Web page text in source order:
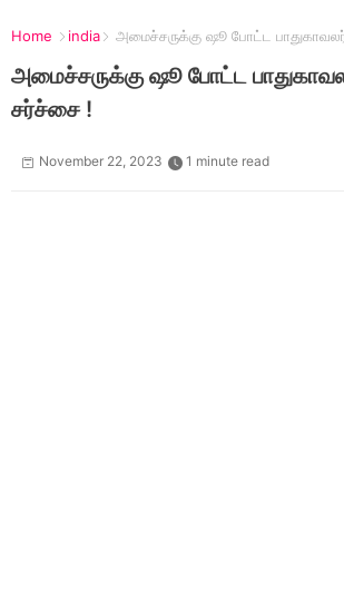
Home india அமைச்சருக்கு ஷூ போட்ட
அமைச்சருக்கு ஷூ போட்ட
சர்ச்சை !
November 22, 2023 1 minute read